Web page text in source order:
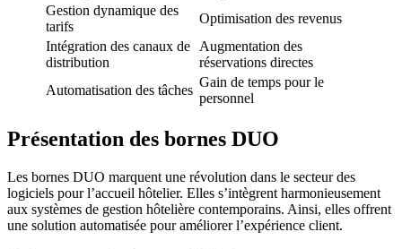
Gestion dynamique des
tarifs
Optimisation des revenus
Intégration des canaux de
distribution
Augmentation des
réservations directes
Automatisation des tâches
Gain de temps pour le
personnel
Présentation des bornes DUO
Les bornes DUO marquent une révolution dans le secteur des
logiciels pour l’accueil hôtelier. Elles s’intègrent harmonieusement
aux systèmes de gestion hôtelière contemporains. Ainsi, elles offrent
une solution automatisée pour améliorer l’expérience client.